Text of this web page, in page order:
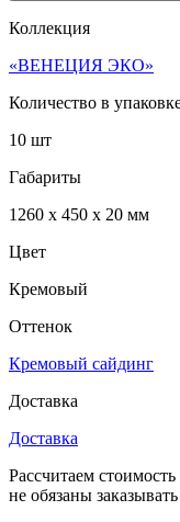
Коллекция
«ВЕНЕЦИЯ ЭКО»
Количество в
10 шт
Габариты
1260 x 450 x 20 мм
Цвет
Кремовый
Оттенок
Кремовый сайдинг
Доставка
Доставка
Рассчитаем
не обязаны